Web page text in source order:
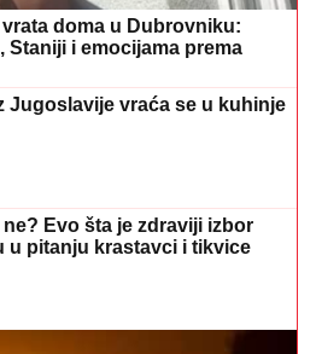
doma u Dubrovniku:
Staniji i emocijama prema
Jugoslavije vraća se u kuhinje
Evo šta je zdraviji izbor
u pitanju krastavci i tikvice